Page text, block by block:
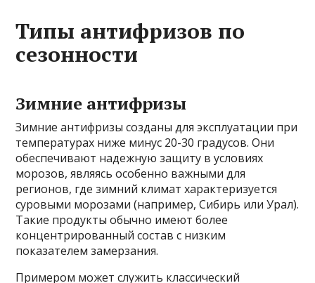
Типы антифризов по
сезонности
Зимние антифризы
Зимние антифризы созданы для эксплуатации при
температурах ниже минус 20-30 градусов. Они
обеспечивают надежную защиту в условиях
морозов, являясь особенно важными для
регионов, где зимний климат характеризуется
суровыми морозами (например, Сибирь или Урал).
Такие продукты обычно имеют более
концентрированный состав с низким
показателем замерзания.
Примером может служить классический